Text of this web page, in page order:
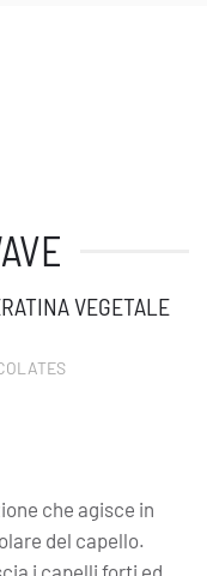
VEGETALE
che agisce in
del capello.